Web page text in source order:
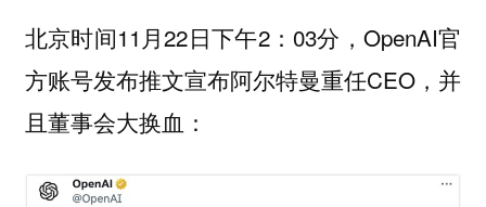
北京时间11月22日下午2：03分，OpenAI官
方账号发布推文宣布阿尔特曼重任CEO，并
且董事会大换血：